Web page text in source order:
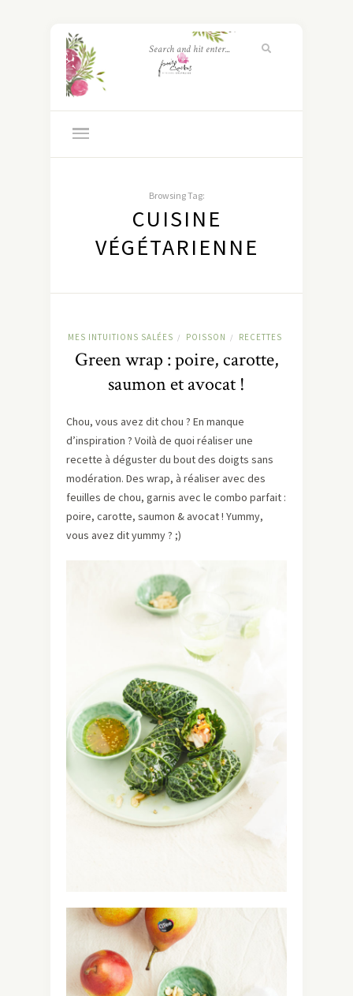
Browsing Tag:
CUISINE
VÉGÉTARIENNE
MES INTUITIONS SALÉES / POISSON / RECETTES
Green wrap : poire, carotte,
saumon et avocat !
Chou, vous avez dit chou ? En manque
d’inspiration ? Voilà de quoi réaliser une
recette à déguster du bout des doigts sans
modération. Des wrap, à réaliser avec des
feuilles de chou, garnis avec le combo parfait :
poire, carotte, saumon & avocat ! Yummy,
vous avez dit yummy ? ;)